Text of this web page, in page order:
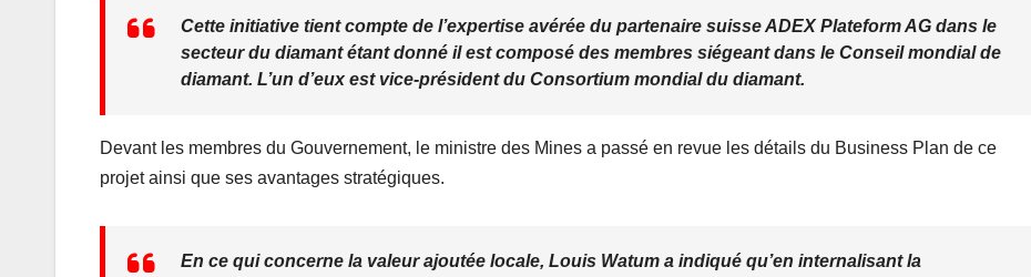
Cette initiative tient compte de l’expertise avérée du partenaire suisse ADEX Plateform AG dans le
secteur du diamant étant donné il est composé des membres siégeant dans le Conseil mondial de
diamant. L’un d’eux est vice-président du Consortium mondial du diamant.
Devant les membres du Gouvernement, le ministre des Mines a passé en revue les détails du Business Plan de ce
projet ainsi que ses avantages stratégiques.
En ce qui concerne la valeur ajoutée locale, Louis Watum a indiqué qu’en internalisant la